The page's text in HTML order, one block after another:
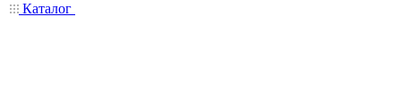
Каталог